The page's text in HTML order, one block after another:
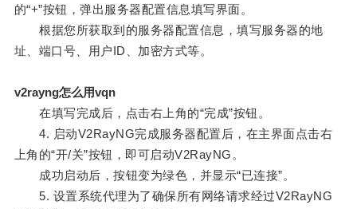
的“+”按钮，弹出服务器配置信息填写界面。
根据您所获取到的服务器配置信息，填写服务器的地
址、端口号、用户ID、加密方式等。
v2rayng怎么用vqn
在填写完成后，点击右上角的“完成”按钮。
4. 启动V2RayNG完成服务器配置后，在主界面点击右
上角的“开/关”按钮，即可启动V2RayNG。
成功启动后，按钮变为绿色，并显示“已连接”。
5. 设置系统代理为了确保所有网络请求经过V2RayNG